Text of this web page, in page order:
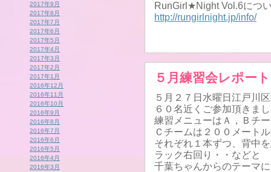
2017年9月
2017年8月
2017年7月
2017年6月
2017年5月
2017年4月
2017年3月
2017年2月
2017年1月
2016年12月
2016年11月
2016年10月
2016年9月
2016年8月
2016年7月
2016年6月
2016年5月
2016年4月
2016年3月
RunGirl★Night Vol.6につ
http://rungirlnight.jp/info/
５月練習会レポート
５月２７日水曜日江戸川
６０名近くご参加頂きま
練習メニューはＡ，Ｂチ
Ｃチームは２００メート
それぞれ１本ずつ、背中
ラック右回り・・などと
千葉ちゃんからのテーマ